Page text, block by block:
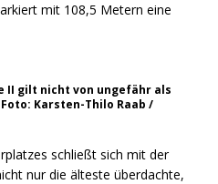
mit 108,5 Metern eine
II gilt nicht von ungefähr als
Karsten-Thilo Raab /
schließt sich mit der
nur die älteste überdachte,